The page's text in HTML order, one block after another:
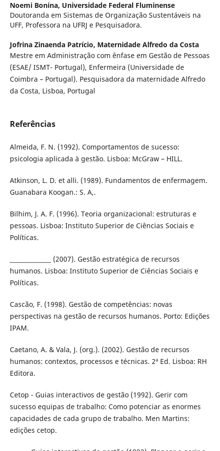
Noemi Bonina, Universidade Federal Fluminense
Doutoranda em Sistemas de Organização Sustentáveis na
UFF, Professora na UFRJ e Pesquisadora.
Jofrina Zinaenda Patrício, Maternidade Alfredo da Costa
Mestre em Administração com ênfase em Gestão de Pessoas
(ESAE/ ISMT- Portugal), Enfermeira (Universidade de
Coimbra – Portugal). Pesquisadora da maternidade Alfredo
da Costa, Lisboa, Portugal
Referências
Almeida, F. N. (1992). Comportamentos de sucesso:
psicologia aplicada à gestão. Lisboa: McGraw – HILL.
Atkinson, L. D. et alli. (1989). Fundamentos de enfermagem.
Guanabara Koogan.: S. A,.
Bilhim, J. A. F. (1996). Teoria organizacional: estruturas e
pessoas. Lisboa: Instituto Superior de Ciências Sociais e
Políticas.
______________ (2007). Gestão estratégica de recursos
humanos. Lisboa: Instituto Superior de Ciências Sociais e
Políticas.
Cascão, F. (1998). Gestão de competências: novas
perspectivas na gestão de recursos humanos. Porto: Edições
IPAM.
Caetano, A. & Vala, J. (org.). (2002). Gestão de recursos
humanos: contextos, processos e técnicas. 2ª Ed. Lisboa: RH
Editora.
Cetop - Guias interactivos de gestão (1992). Gerir com
sucesso equipas de trabalho: Como potenciar as enormes
capacidades de cada grupo de trabalho. Men Martins:
edições cetop.